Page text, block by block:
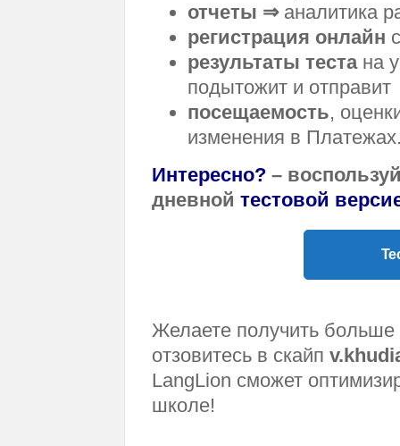
отчеты ⇒ аналитика
регистрация онлайн
результаты тестана
подытожит и отправит
посещаемость,
изменения в
Интересно? –
дневной тестовой
Желаете получить
отзовитесь в скайп
LangLion сможет
школе!